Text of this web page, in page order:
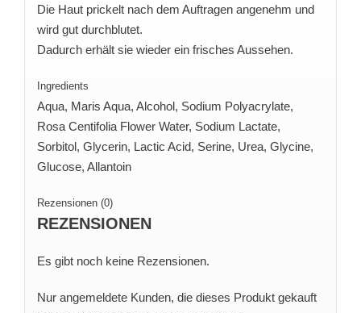
Die Haut prickelt nach dem Auftragen angenehm und
wird gut durchblutet.
Dadurch erhält sie wieder ein frisches Aussehen.
Ingredients
Aqua, Maris Aqua, Alcohol, Sodium Polyacrylate,
Rosa Centifolia Flower Water, Sodium Lactate,
Sorbitol, Glycerin, Lactic Acid, Serine, Urea, Glycine,
Glucose, Allantoin
Rezensionen (0)
REZENSIONEN
Es gibt noch keine Rezensionen.
Nur angemeldete Kunden, die dieses Produkt gekauft